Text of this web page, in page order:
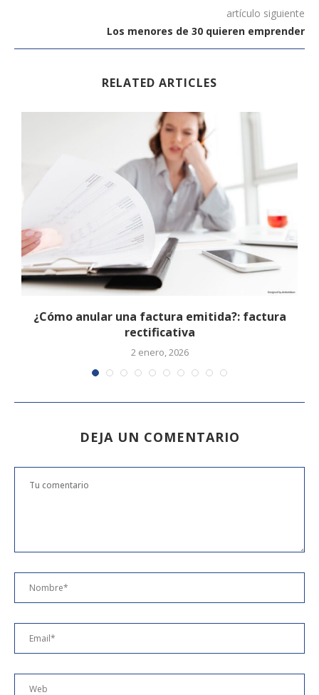
artículo siguiente
Los menores de 30 quieren emprender
RELATED ARTICLES
¿Cómo anular una factura emitida?: factura
rectificativa
2 enero, 2026
DEJA UN COMENTARIO